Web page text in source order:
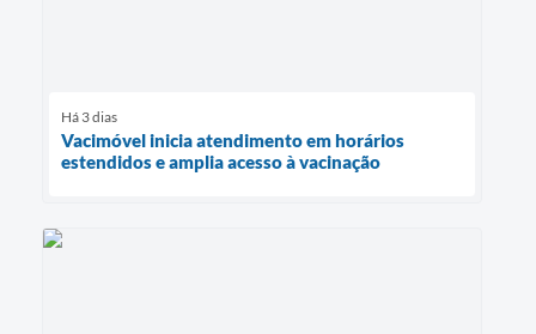
Há 3 dias
Vacimóvel inicia atendimento em horários
estendidos e amplia acesso à vacinação